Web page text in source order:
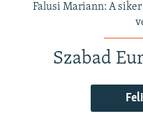
Falusi Mariann: A siker
Szabad